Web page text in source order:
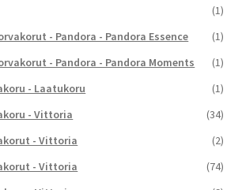
(1)
- Pandora - Pandora Essence
(1)
- Pandora - Pandora Moments
(1)
- Laatukoru
(1)
- Vittoria
(34)
- Vittoria
(2)
- Vittoria
(74)